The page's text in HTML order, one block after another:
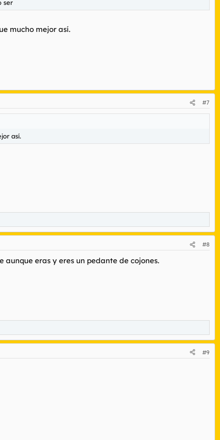
ser
mucho mejor así.
#7
así.
#8
eras y eres un pedante de cojones.
#9